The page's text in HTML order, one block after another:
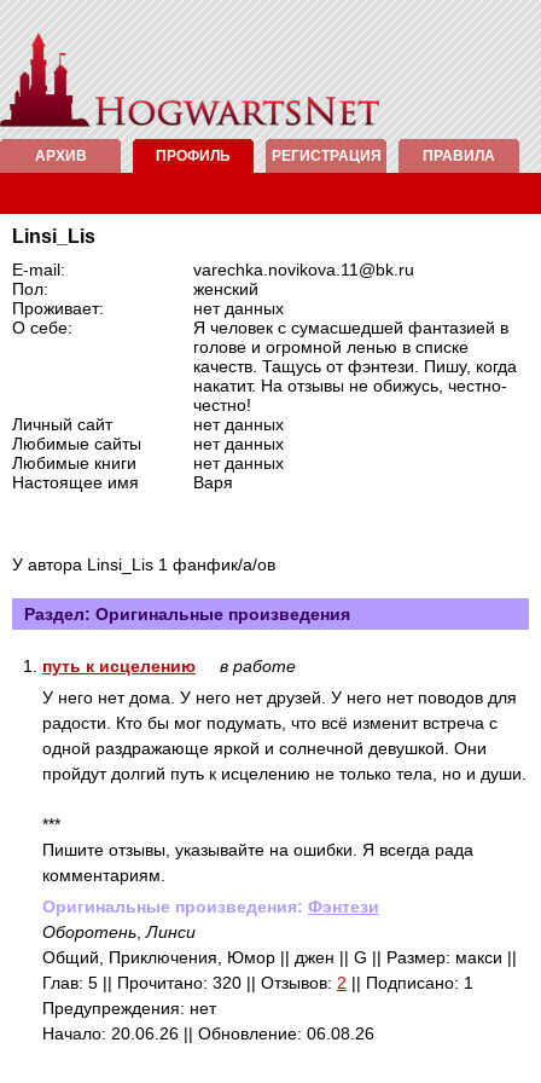
АРХИВ ПРОФИЛЬ РЕГИСТРАЦИЯ ПРАВИЛА
Linsi_Lis
E-mail:
varechka.novikova.11@bk.ru
Пол:
женский
Проживает:
нет данных
О себе:
Я человек с сумасшедшей фантазией в
голове и огромной ленью в списке
качеств. Тащусь от фэнтези. Пишу, когда
накатит. На отзывы не обижусь, честно-
честно!
Личный сайт
нет данных
Любимые сайты
нет данных
Любимые книги
нет данных
Настоящее имя
Варя
У автора Linsi_Lis 1 фанфик/а/ов
Раздел: Оригинальные произведения
1. путь к исцелению
в работе
У него нет дома. У него нет друзей. У него нет поводов для
радости. Кто бы мог подумать, что всё изменит встреча с
одной раздражающе яркой и солнечной девушкой. Они
пройдут долгий путь к исцелению не только тела, но и души.
***
Пишите отзывы, указывайте на ошибки. Я всегда рада
комментариям.
Оригинальные произведения: Фэнтези
Оборотень Линси
Общий, Приключения, Юмор || джен || G || Размер: макси ||
Глав: 5 || Прочитано: 320 || Отзывов: 2 || Подписано: 1
Предупреждения: нет
Начало: 20.06.26 || Обновление: 06.08.26